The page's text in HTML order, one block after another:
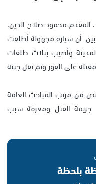
المقدم محمود صلاح الدين،
تبين أن سيارة مجهولة أطلقت
وأصيب بثلاث طلقات
على الفور وتم نقل جثته
من مرتب المباحث العامة
القتل ومعرفة سبب
بلحظة